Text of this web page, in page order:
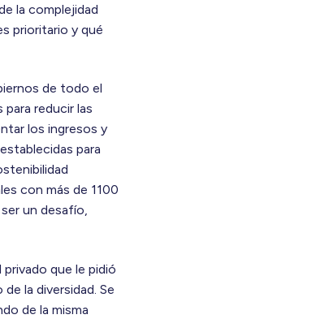
la complejidad
prioritario y qué
de todo el
reducir las
los ingresos y
para
con más de 1100
un desafío,
que le pidió
la diversidad. Se
de la misma